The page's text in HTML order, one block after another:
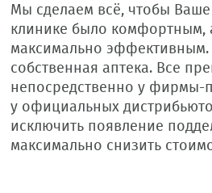
Мы сделаем всё, чтобы
клинике было комфортным,
максимально эффективным.
собственная аптека. Все
непосредственно у фирмы-
у официальных
исключить появление
максимально снизить